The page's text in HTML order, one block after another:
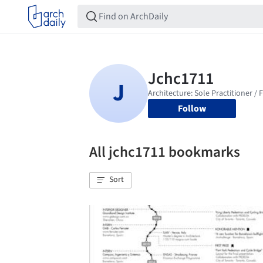
Follow
All jchc1711 bookmarks
Sort